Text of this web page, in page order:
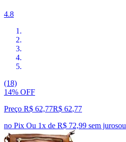
4.8
(18)
14% OFF
Preço R$ 62,77R$ 62,77
no Pix Ou 1x de R$ 72,99 sem jurosou